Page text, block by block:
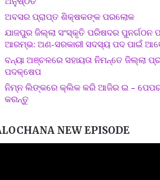
ଅବସର ପ୍ରାପ୍ତ ଶିକ୍ଷକଙ୍କ ପରଲୋକ
ଯାଜପୁର ଜିଲ୍ଲା ସଂସ୍କୃତି ପରିଷଦର ପୁନର୍ଗଠନ
ଆରମ୍ଭ: ଅଣ-ସରକାରୀ ସଦସ୍ୟ ପଦ ପାଇଁ
ବନ୍ୟା ଅଞ୍ଚଳରେ ସହାୟତା ନିମନ୍ତେ ଜିଲ୍ଲା
ପଦକ୍ଷେପ
ନିମ୍ନ ଲିଙ୍କରେ କ୍ଲିକ କରି ଆଜିର ଇ –
କରନ୍ତୁ
NEW EPISODE